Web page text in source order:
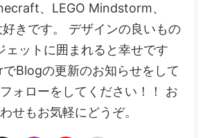
、LEGO Mindstorm、
きです。 デザインの良いもの
ェットに囲まれると幸せです
Blogの更新のお知らせをして
ォローをしてください！！ お
せもお気軽にどうぞ。